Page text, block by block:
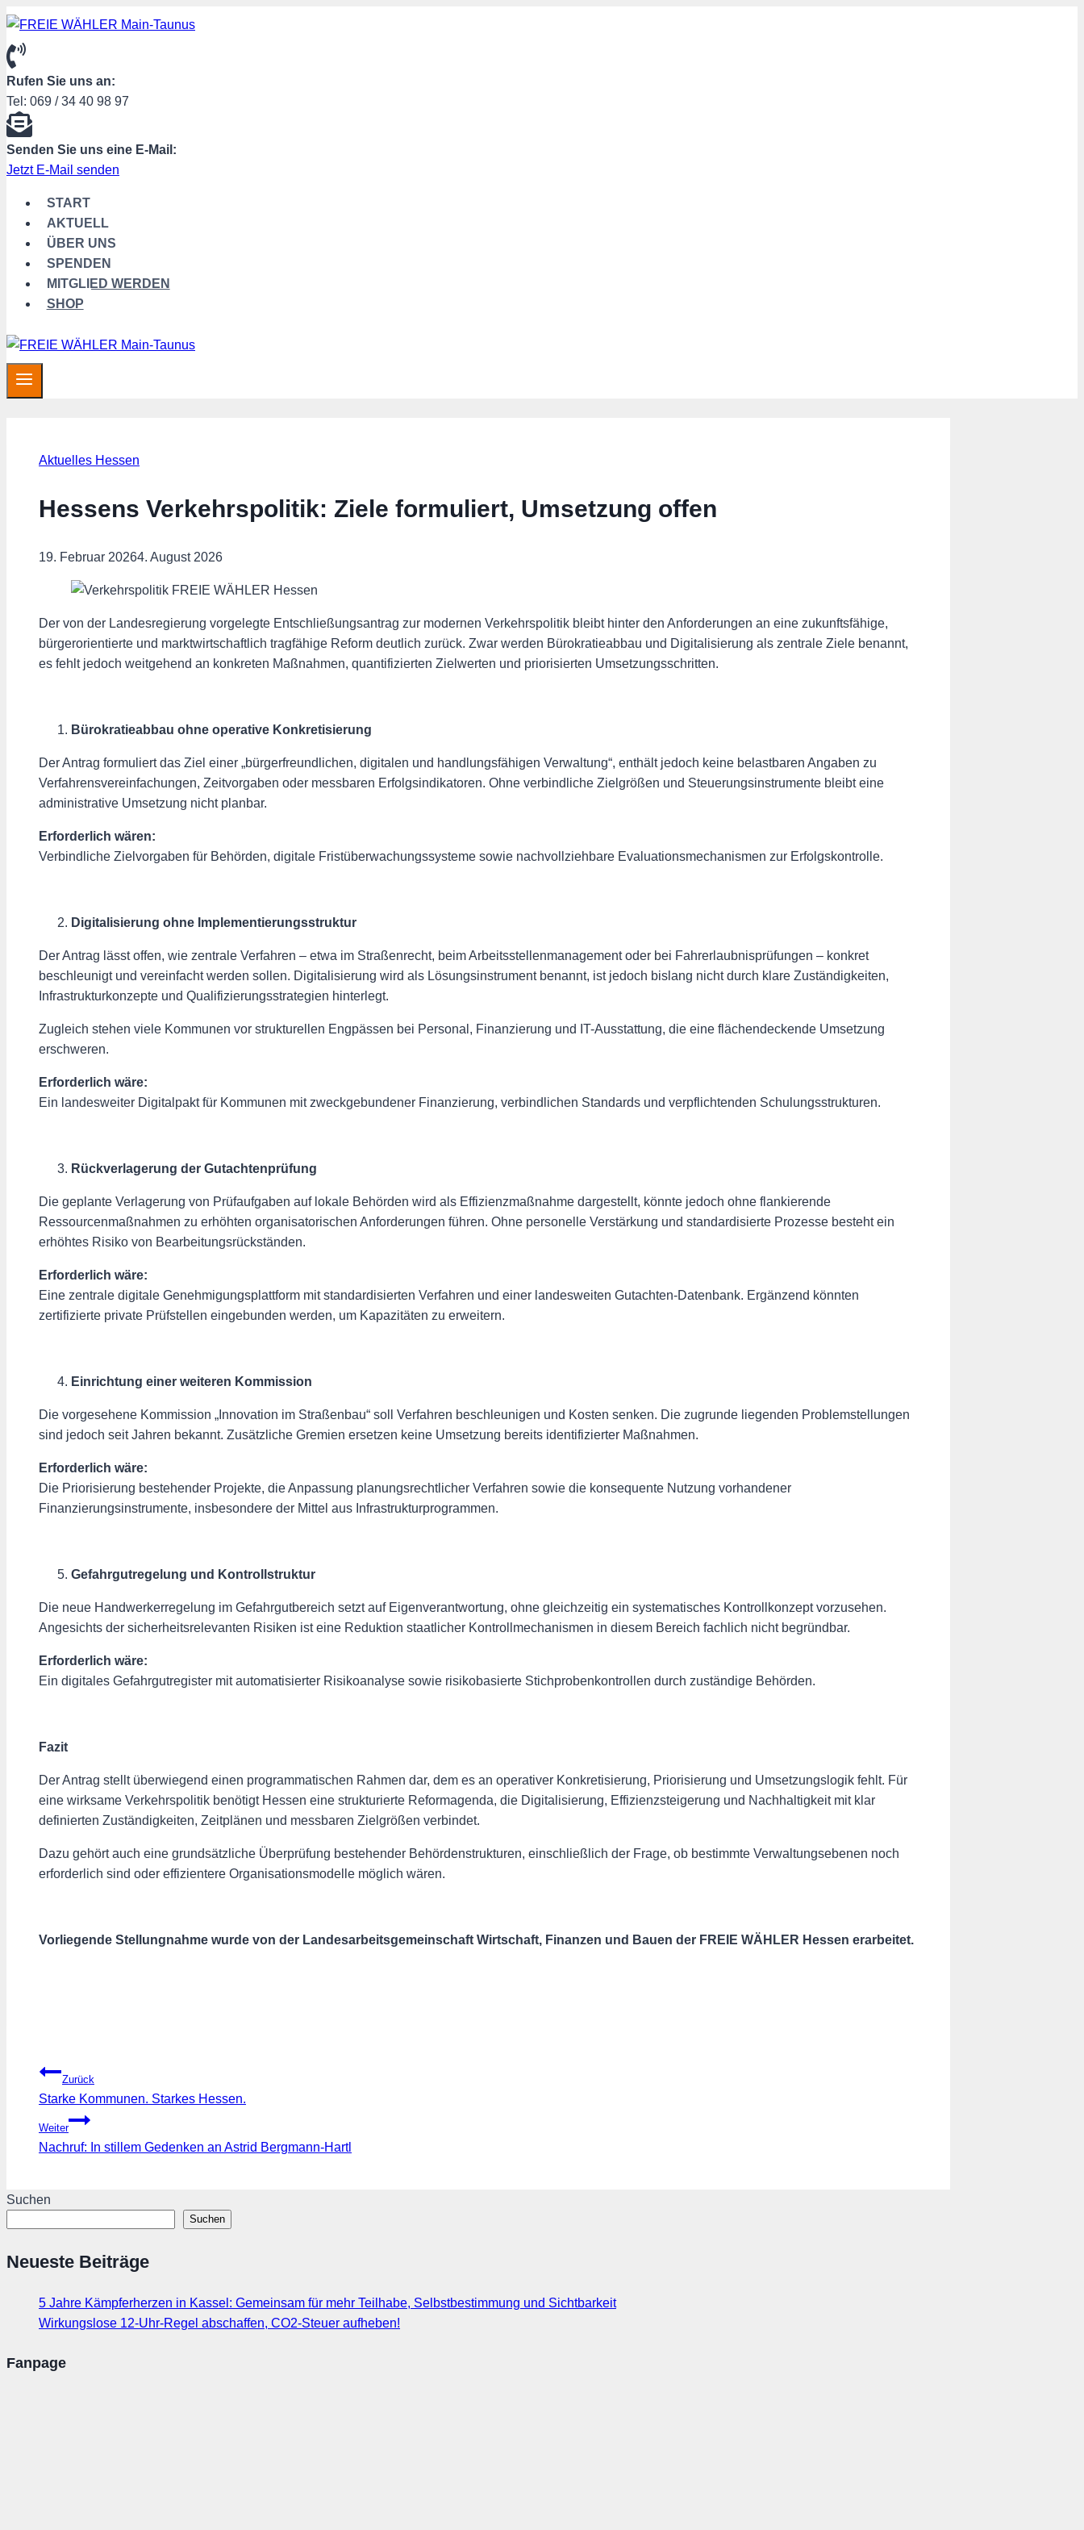
Zum
springen
Rufen Sie uns an:
Tel: 069 / 34 40 98 97
Senden Sie uns eine E-Mail:
Jetzt E-Mail senden
START
AKTUELL
ÜBER UNS
SPENDEN
MITGLIED WERDEN
SHOP
Aktuelles Hessen
Hessens Verkehrspolitik: Ziele formuliert, Umsetzung offen
19. Februar 20264. August 2026
Der von der Landesregierung vorgelegte Entschließungsantrag zur modernen Verkehrspolitik bleibt hinter den Anforderungen an eine zukunftsfähige,
bürgerorientierte und marktwirtschaftlich tragfähige Reform deutlich zurück. Zwar werden Bürokratieabbau und Digitalisierung als zentrale Ziele benannt,
es fehlt jedoch weitgehend an konkreten Maßnahmen, quantifizierten Zielwerten und priorisierten Umsetzungsschritten.
Bürokratieabbau ohne operative Konkretisierung
Der Antrag formuliert das Ziel einer „bürgerfreundlichen, digitalen und handlungsfähigen Verwaltung“, enthält jedoch keine belastbaren Angaben zu
Verfahrensvereinfachungen, Zeitvorgaben oder messbaren Erfolgsindikatoren. Ohne verbindliche Zielgrößen und Steuerungsinstrumente bleibt eine
administrative Umsetzung nicht planbar.
Erforderlich wären:
Verbindliche Zielvorgaben für Behörden, digitale Fristüberwachungssysteme sowie nachvollziehbare Evaluationsmechanismen zur Erfolgskontrolle.
Digitalisierung ohne Implementierungsstruktur
Der Antrag lässt offen, wie zentrale Verfahren – etwa im Straßenrecht, beim Arbeitsstellenmanagement oder bei Fahrerlaubnisprüfungen – konkret
beschleunigt und vereinfacht werden sollen. Digitalisierung wird als Lösungsinstrument benannt, ist jedoch bislang nicht durch klare Zuständigkeiten,
Infrastrukturkonzepte und Qualifizierungsstrategien hinterlegt.
Zugleich stehen viele Kommunen vor strukturellen Engpässen bei Personal, Finanzierung und IT-Ausstattung, die eine flächendeckende Umsetzung
erschweren.
Erforderlich wäre:
Ein landesweiter Digitalpakt für Kommunen mit zweckgebundener Finanzierung, verbindlichen Standards und verpflichtenden Schulungsstrukturen.
Rückverlagerung der Gutachtenprüfung
Die geplante Verlagerung von Prüfaufgaben auf lokale Behörden wird als Effizienzmaßnahme dargestellt, könnte jedoch ohne flankierende
Ressourcenmaßnahmen zu erhöhten organisatorischen Anforderungen führen. Ohne personelle Verstärkung und standardisierte Prozesse besteht ein
erhöhtes Risiko von Bearbeitungsrückständen.
Erforderlich wäre:
Eine zentrale digitale Genehmigungsplattform mit standardisierten Verfahren und einer landesweiten Gutachten-Datenbank. Ergänzend könnten
zertifizierte private Prüfstellen eingebunden werden, um Kapazitäten zu erweitern.
Einrichtung einer weiteren Kommission
Die vorgesehene Kommission „Innovation im Straßenbau“ soll Verfahren beschleunigen und Kosten senken. Die zugrunde liegenden Problemstellungen
sind jedoch seit Jahren bekannt. Zusätzliche Gremien ersetzen keine Umsetzung bereits identifizierter Maßnahmen.
Erforderlich wäre:
Die Priorisierung bestehender Projekte, die Anpassung planungsrechtlicher Verfahren sowie die konsequente Nutzung vorhandener
Finanzierungsinstrumente, insbesondere der Mittel aus Infrastrukturprogrammen.
Gefahrgutregelung und Kontrollstruktur
Die neue Handwerkerregelung im Gefahrgutbereich setzt auf Eigenverantwortung, ohne gleichzeitig ein systematisches Kontrollkonzept vorzusehen.
Angesichts der sicherheitsrelevanten Risiken ist eine Reduktion staatlicher Kontrollmechanismen in diesem Bereich fachlich nicht begründbar.
Erforderlich wäre:
Ein digitales Gefahrgutregister mit automatisierter Risikoanalyse sowie risikobasierte Stichprobenkontrollen durch zuständige Behörden.
Fazit
Der Antrag stellt überwiegend einen programmatischen Rahmen dar, dem es an operativer Konkretisierung, Priorisierung und Umsetzungslogik fehlt. Für
eine wirksame Verkehrspolitik benötigt Hessen eine strukturierte Reformagenda, die Digitalisierung, Effizienzsteigerung und Nachhaltigkeit mit klar
definierten Zuständigkeiten, Zeitplänen und messbaren Zielgrößen verbindet.
Dazu gehört auch eine grundsätzliche Überprüfung bestehender Behördenstrukturen, einschließlich der Frage, ob bestimmte Verwaltungsebenen noch
erforderlich sind oder effizientere Organisationsmodelle möglich wären.
Vorliegende Stellungnahme wurde von der Landesarbeitsgemeinschaft Wirtschaft, Finanzen und Bauen der FREIE WÄHLER Hessen erarbeitet.
Beitragsnavigation
Zurück
Starke Kommunen. Starkes Hessen.
Weiter
Nachruf: In stillem Gedenken an Astrid Bergmann-Hartl
Suchen
Suchen
Neueste Beiträge
5 Jahre Kämpferherzen in Kassel: Gemeinsam für mehr Teilhabe, Selbstbestimmung und Sichtbarkeit
Wirkungslose 12-Uhr-Regel abschaffen, CO2-Steuer aufheben!
Fanpage